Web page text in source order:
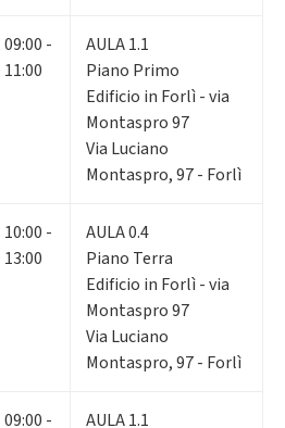
09:00 -
11:00
AULA 1.1
Piano Primo
Edificio in Forlì - via
Montaspro 97
Via Luciano
Montaspro, 97 - Forlì
10:00 -
13:00
AULA 0.4
Piano Terra
Edificio in Forlì - via
Montaspro 97
Via Luciano
Montaspro, 97 - Forlì
09:00 -
AULA 1.1